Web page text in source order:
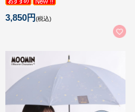
3,850円(税込)